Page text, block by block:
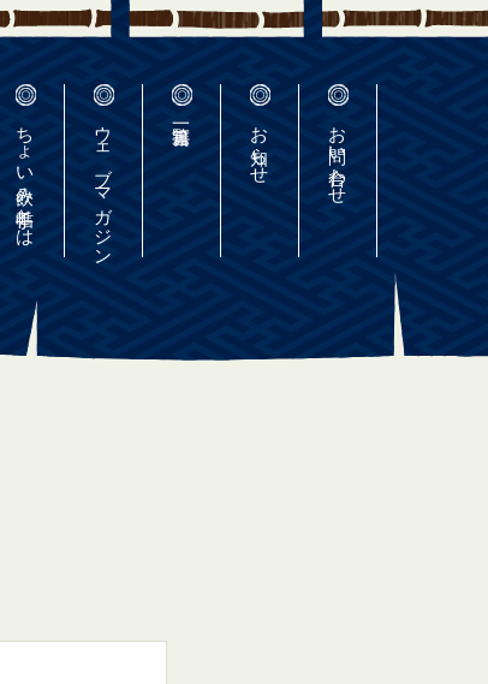
お問い合わせ
お知らせ
ウェブマガジン
ちょい飲み手帖とは